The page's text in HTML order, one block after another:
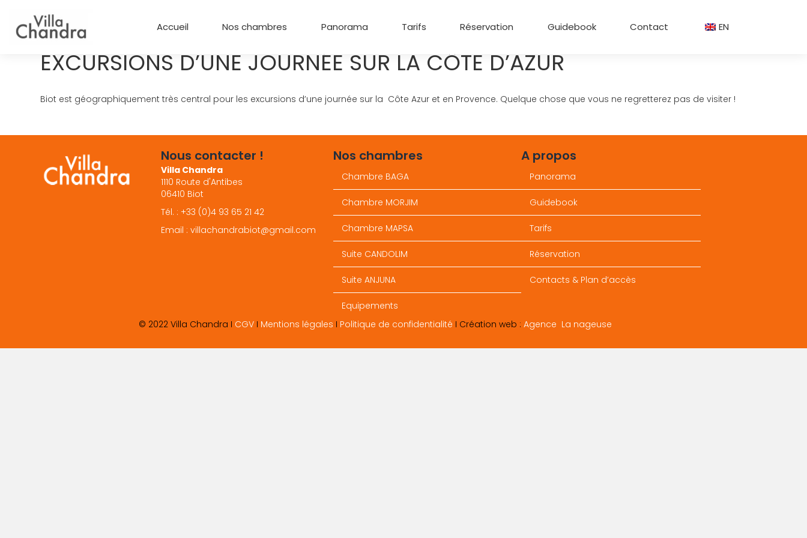
Accueil Nos chambres Panorama Tarifs Réservation Guidebook Contact EN
EXCURSIONS D’UNE JOURNÉE SUR LA CÔTE D’AZUR
Biot est géographiquement très central pour les excursions d’une journée sur la Côte Azur et en Provence. Quelque chose que vous ne regretterez pas de visiter !
Nous contacter !
Villa Chandra
1110 Route d'Antibes
06410 Biot
Tél. : +33 (0)4 93 65 21 42
Email : villachandrabiot@gmail.com
Nos chambres
Chambre BAGA
Chambre MORJIM
Chambre MAPSA
Suite CANDOLIM
Suite ANJUNA
Equipements
A propos
Panorama
Guidebook
Tarifs
Réservation
Contacts & Plan d’accès
© 2022 Villa Chandra I CGV I Mentions légales I Politique de confidentialité I Création web : Agence La nageuse